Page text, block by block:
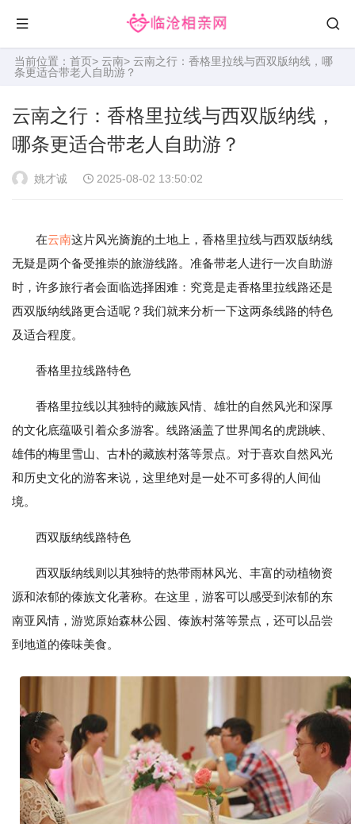
当前位置： 首页> 云南> 云南之行：香格里拉线与西双版纳线，哪
条更适合带老人自助游？
云南之行：香格里拉线与西双版纳线，
哪条更适合带老人自助游？
姚才诚 2025-08-02 13:50:02
在云南这片风光旖旎的土地上，香格里拉线与西双版纳线
无疑是两个备受推崇的旅游线路。准备带老人进行一次自助游
时，许多旅行者会面临选择困难：究竟是走香格里拉线路还是
西双版纳线路更合适呢？我们就来分析一下这两条线路的特色
及适合程度。
香格里拉线路特色
香格里拉线以其独特的藏族风情、雄壮的自然风光和深厚
的文化底蕴吸引着众多游客。线路涵盖了世界闻名的虎跳峡、
雄伟的梅里雪山、古朴的藏族村落等景点。对于喜欢自然风光
和历史文化的游客来说，这里绝对是一处不可多得的人间仙
境。
西双版纳线路特色
西双版纳线则以其独特的热带雨林风光、丰富的动植物资
源和浓郁的傣族文化著称。在这里，游客可以感受到浓郁的东
南亚风情，游览原始森林公园、傣族村落等景点，还可以品尝
到地道的傣味美食。